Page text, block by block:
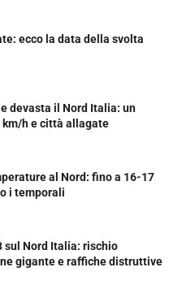
ecco la data della svolta
devasta il Nord Italia: un
km/h e città allagate
al Nord: fino a 16-17
i temporali
sul Nord Italia: rischio
gigante e raffiche distruttive